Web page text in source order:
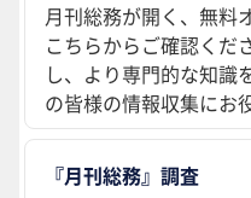
月刊総務が開く、無料
こちらからご確認くだ
し、より専門的な知識
の皆様の情報収集にお
『月刊総務』調査